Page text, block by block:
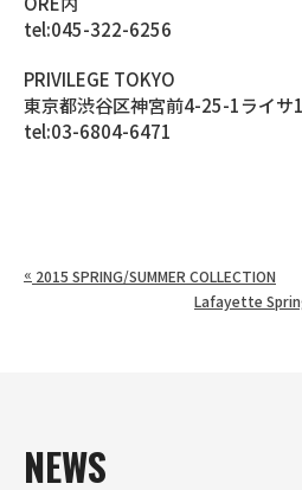
tel:045-322-6256
PRIVILEGE TOKYO
東京都渋谷区神宮前4-25-1ライサ
tel:03-6804-6471
« 2015 SPRING/SUMMER COLLECTION
Lafayette
NEWS